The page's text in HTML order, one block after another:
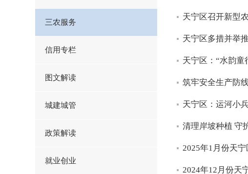
三农服务
信用专栏
图文解读
城建城管
政策解读
就业创业
天宁区召开新型
天宁区多措并举
天宁区：“水韵童
筑牢安全生产防
天宁区：运河小
清理岸坡种植 守
2025年1月份天
2024年12月份天